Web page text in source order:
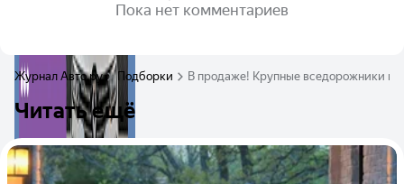
Пока нет комментариев
Журнал Авто.ру Подборки В продаже! Крупные вседорожники по
Читать ещё